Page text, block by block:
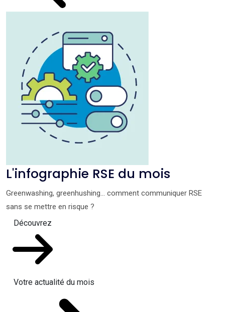
L'infographie RSE du mois
Greenwashing, greenhushing… comment communiquer RSE
sans se mettre en risque ?
Découvrez
Votre actualité du mois